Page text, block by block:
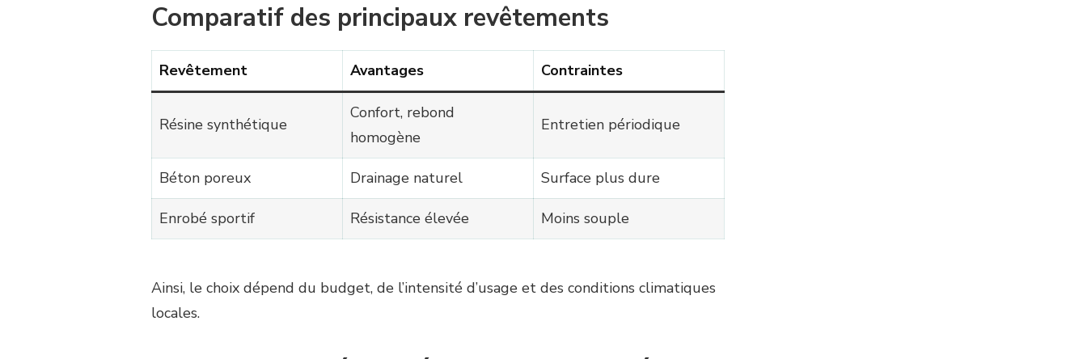
Comparatif des principaux revêtements
Revêtement Avantages Contraintes
Résine synthétique
Confort, rebond
homogène
Entretien périodique
Béton poreux Drainage naturel Surface plus dure
Enrobé sportif Résistance élevée Moins souple
Ainsi, le choix dépend du budget, de l’intensité d’usage et des conditions climatiques
locales.